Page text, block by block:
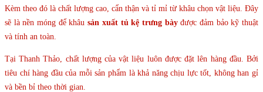
Kèm theo đó là chất lượng cao, cẩn thận và tỉ mỉ từ khâu chọn vật liệu. Đây
sẽ là nền móng để khâu sản xuất tủ kệ trưng bàyđược đảm bảo kỹ thuật
và tính an toàn.
Tại Thanh Thảo, chất lượng của vật liệu luôn được đặt lên hàng đầu. Bởi
tiêu chí hàng đầu của mỗi sản phẩm là khả năng chịu lực tốt, không han gỉ
và bền bỉ theo thời gian.